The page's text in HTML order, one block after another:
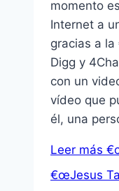
momento
Internet a
gracias a
Digg y
con un
ví­deo que
él, una
Leer más
€œJesus